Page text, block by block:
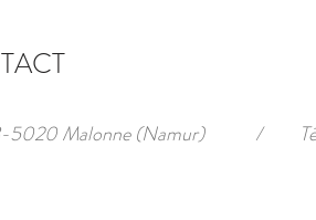
5020 Malonne (Namur) /